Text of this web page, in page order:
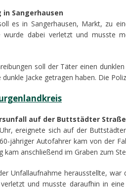
Sangerhausen
es in Sangerhausen, Markt, zu
wurde dabei verletzt und musste
soll der Täter einen
dunkle Jacke getragen haben. Die
auf der Buttstädter Straße
ereignete sich auf der
jähriger Autofahrer kam von der
kam anschließend im Graben zum
Unfallaufnahme herausstellte,
und musste daraufhin in